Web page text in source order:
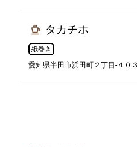
タカチホ
紙巻き
愛知県半田市浜田町２丁目-４０３